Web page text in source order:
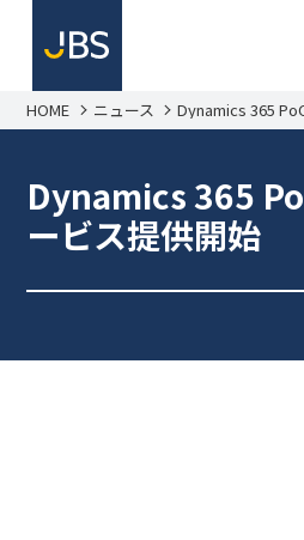
HOME ニュース Dynamics 365
Dynamics 365
ービス提供開始